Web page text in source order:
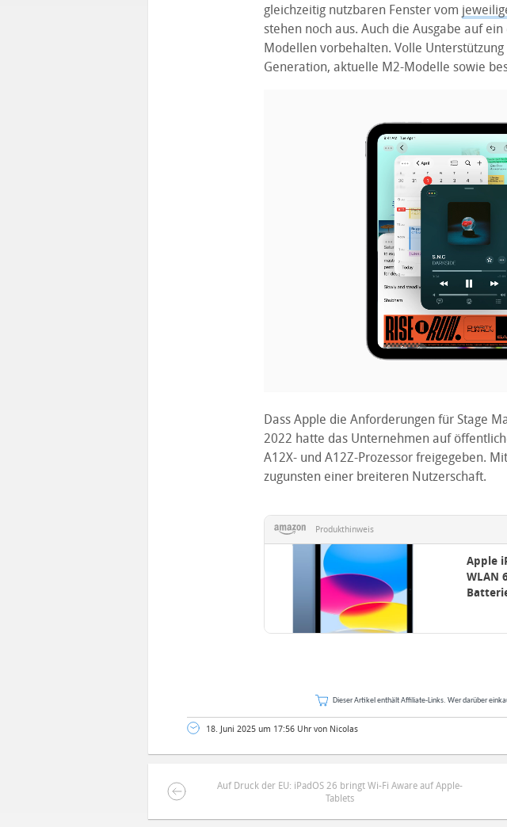
gleichzeitig nutzbaren Fenster vom
stehen noch aus. Auch die Ausgabe auf
Modellen vorbehalten. Volle
Generation, aktuelle M2-Modelle sowie
Dass Apple die Anforderungen für Stage
2022 hatte das Unternehmen auf
A12X- und A12Z-Prozessor freigegeben.
zugunsten einer breiteren Nutzerschaft.
Produkthinweis
Apple
WLAN
Dieser Artikel enthält Affiliate-Links. Wer darüber
18. Juni 2025 um 17:56 Uhr von Nicolas
Auf Druck der EU: iPadOS 26 bringt Wi-Fi Aware auf Apple-
Tablets